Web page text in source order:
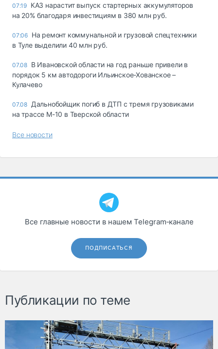
07:19 КАЗ нарастит выпуск стартерных аккумуляторов
на 20% благодаря инвестициям в 380 млн руб.
07:06 На ремонт коммунальной и грузовой спецтехники
в Туле выделили 40 млн руб.
07.08 В Ивановской области на год раньше привели в
порядок 5 км автодороги Ильинское-Хованское –
Кулачево
07.08 Дальнобойщик погиб в ДТП с тремя грузовиками
на трассе М-10 в Тверской области
Все новости
Все главные новости в нашем Telegram‑канале
ПОДПИСАТЬСЯ
Публикации по теме